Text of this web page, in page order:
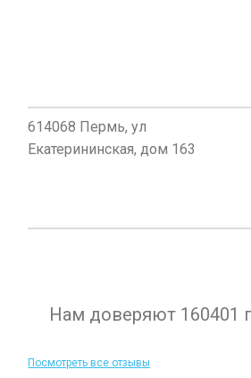
614068 Пермь, ул
Екатерининская, дом 163
Нам доверяют 160401
Посмотреть все отзывы